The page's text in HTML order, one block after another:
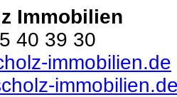
Immobilien
40 39 30
immobilien.de